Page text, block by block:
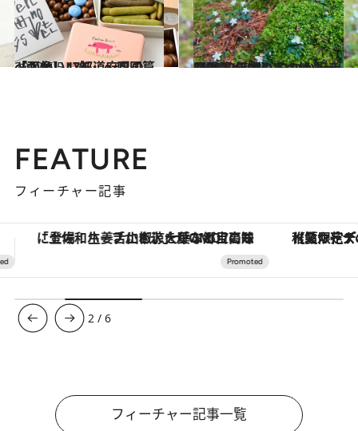
2022.5.5
【画像】47都道府県の「かわいい缶」～四国篇～
グルメ 2023.1.20
【2022年版】 いつか行きたい！ 日本の冬の絶景 ～四国篇～
旅＆お出かけ
FEATURE
フィーチャー記事
【夏限定ディナーコース】旬を迎える稚鮎や花ズッキーニなどをイタリア・トスカーナの郷土料理の手法で満喫！
3 /6
フィーチャー記事一覧